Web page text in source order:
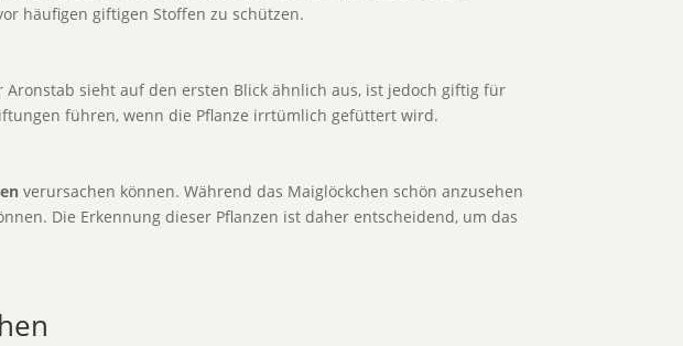
häufigen giftigen Stoffen zu schützen.
sieht auf den ersten Blick ähnlich aus, ist jedoch giftig für
führen, wenn die Pflanze irrtümlich gefüttert wird.
verursachen können. Während das Maiglöckchen schön anzusehen
Die Erkennung dieser Pflanzen ist daher entscheidend, um das